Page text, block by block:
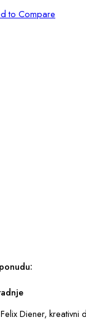
to Compare
Diener,